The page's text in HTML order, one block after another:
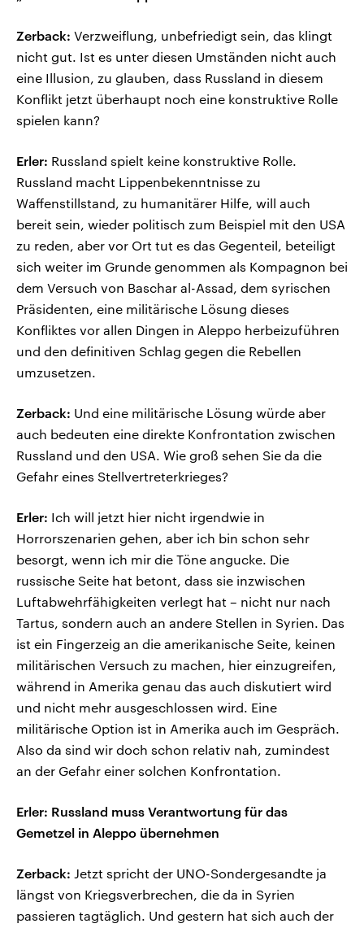
Zerback: Verzweiflung, unbefriedigt sein, das klingt
nicht gut. Ist es unter diesen Umständen nicht auch
eine Illusion, zu glauben, dass Russland in diesem
Konflikt jetzt überhaupt noch eine konstruktive Rolle
spielen kann?
Erler: Russland spielt keine konstruktive Rolle.
Russland macht Lippenbekenntnisse zu
Waffenstillstand, zu humanitärer Hilfe, will auch
bereit sein, wieder politisch zum Beispiel mit den USA
zu reden, aber vor Ort tut es das Gegenteil, beteiligt
sich weiter im Grunde genommen als Kompagnon bei
dem Versuch von Baschar al-Assad, dem syrischen
Präsidenten, eine militärische Lösung dieses
Konfliktes vor allen Dingen in Aleppo herbeizuführen
und den definitiven Schlag gegen die Rebellen
umzusetzen.
Zerback: Und eine militärische Lösung würde aber
auch bedeuten eine direkte Konfrontation zwischen
Russland und den USA. Wie groß sehen Sie da die
Gefahr eines Stellvertreterkrieges?
Erler: Ich will jetzt hier nicht irgendwie in
Horrorszenarien gehen, aber ich bin schon sehr
besorgt, wenn ich mir die Töne angucke. Die
russische Seite hat betont, dass sie inzwischen
Luftabwehrfähigkeiten verlegt hat – nicht nur nach
Tartus, sondern auch an andere Stellen in Syrien. Das
ist ein Fingerzeig an die amerikanische Seite, keinen
militärischen Versuch zu machen, hier einzugreifen,
während in Amerika genau das auch diskutiert wird
und nicht mehr ausgeschlossen wird. Eine
militärische Option ist in Amerika auch im Gespräch.
Also da sind wir doch schon relativ nah, zumindest
an der Gefahr einer solchen Konfrontation.
Erler: Russland muss Verantwortung für das
Gemetzel in Aleppo übernehmen
Zerback: Jetzt spricht der UNO-Sondergesandte ja
längst von Kriegsverbrechen, die da in Syrien
passieren tagtäglich. Und gestern hat sich auch der